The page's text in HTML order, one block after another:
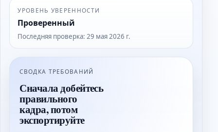
УРОВЕНЬ УВЕРЕННОСТИ
Проверенный
Последняя проверка:29 мая 2026 г.
СВОДКА ТРЕБОВАНИЙ
Сначала добейтесь
правильного
кадра, потом
экспортируйте